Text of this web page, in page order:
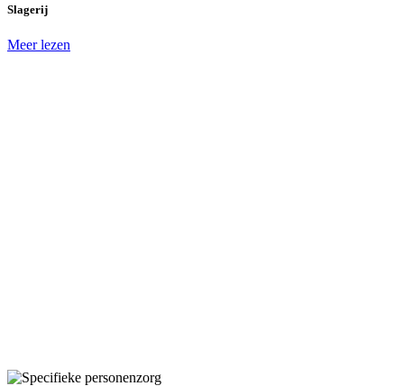
Slagerij
Meer lezen